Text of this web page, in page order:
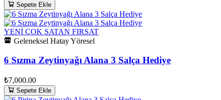
Sepete Ekle
YENİ ÇOK SATAN FIRSAT
Geleneksel Hatay Yöresel
6 Sızma Zeytinyağı Alana 3 Salça Hediye
₺7,000.00
Sepete Ekle